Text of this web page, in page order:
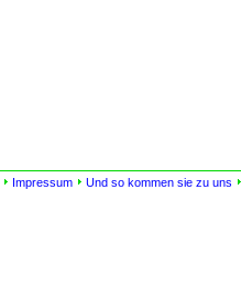
Impressum Und so kommen sie zu uns